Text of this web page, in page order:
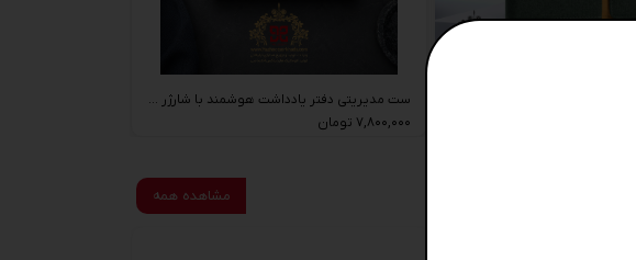
ست مدیریتی دفتر یادداشت هوشمند با شارژر وایرلس و خودکار
۷,۸۰۰,۰۰۰ تومان
مشاهده همه